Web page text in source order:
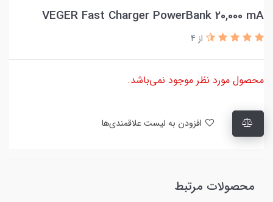
VEGER Fast Charger PowerBank 20,000 mA
از 4
محصول مورد نظر موجود نمی‌باشد.
محصولات مرتبط